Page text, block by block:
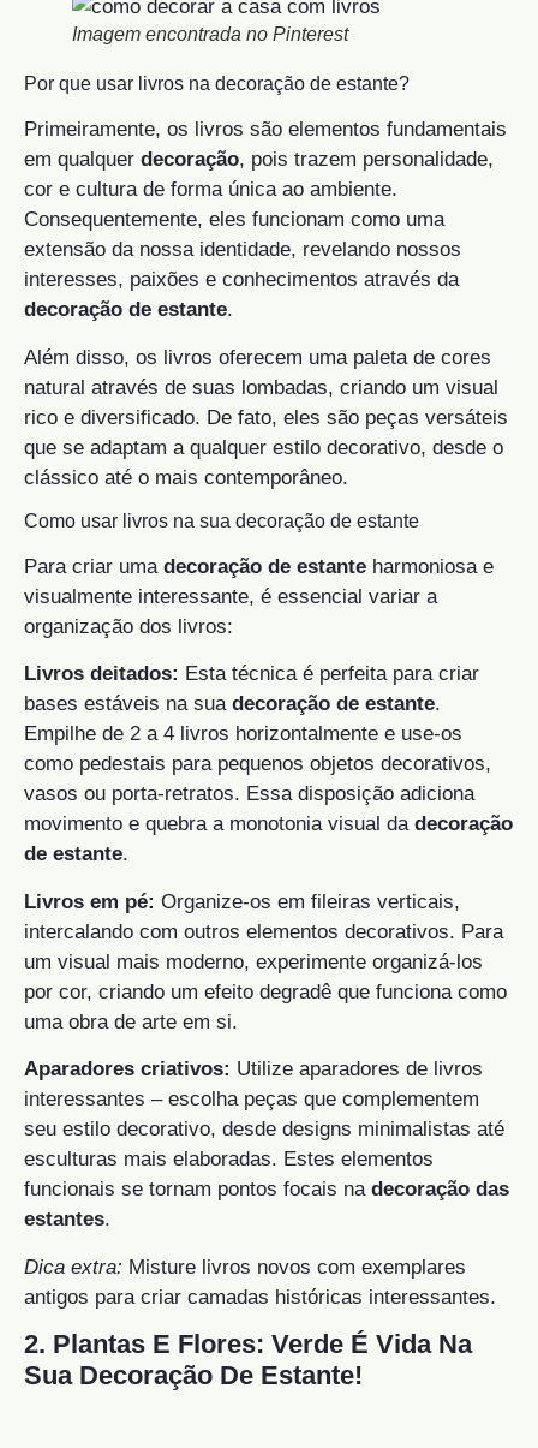
Imagem encontrada no Pinterest
Por que usar livros na decoração de estante?
Primeiramente, os livros são elementos fundamentais
em qualquer decoração, pois trazem personalidade,
cor e cultura de forma única ao ambiente.
Consequentemente, eles funcionam como uma
extensão da nossa identidade, revelando nossos
interesses, paixões e conhecimentos através da
decoração de estante.
Além disso, os livros oferecem uma paleta de cores
natural através de suas lombadas, criando um visual
rico e diversificado. De fato, eles são peças versáteis
que se adaptam a qualquer estilo decorativo, desde o
clássico até o mais contemporâneo.
Como usar livros na sua decoração de estante
Para criar uma decoração de estante harmoniosa e
visualmente interessante, é essencial variar a
organização dos livros:
Livros deitados: Esta técnica é perfeita para criar
bases estáveis na sua decoração de estante.
Empilhe de 2 a 4 livros horizontalmente e use-os
como pedestais para pequenos objetos decorativos,
vasos ou porta-retratos. Essa disposição adiciona
movimento e quebra a monotonia visual da decoração
de estante.
Livros em pé: Organize-os em fileiras verticais,
intercalando com outros elementos decorativos. Para
um visual mais moderno, experimente organizá-los
por cor, criando um efeito degradê que funciona como
uma obra de arte em si.
Aparadores criativos: Utilize aparadores de livros
interessantes – escolha peças que complementem
seu estilo decorativo, desde designs minimalistas até
esculturas mais elaboradas. Estes elementos
funcionais se tornam pontos focais na decoração das
estantes.
Dica extra: Misture livros novos com exemplares
antigos para criar camadas históricas interessantes.
2. Plantas E Flores: Verde É Vida Na
Sua Decoração De Estante!